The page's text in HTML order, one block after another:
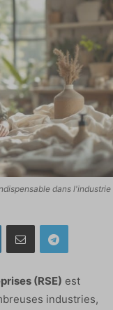
dans l'industrie
(RSE) est
industries,